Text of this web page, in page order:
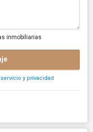
inmobiliarias
y privacidad